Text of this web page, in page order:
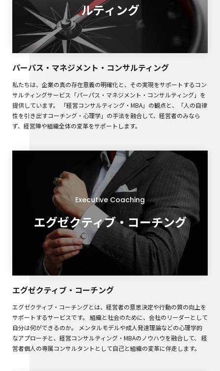
ルティング
パーパス・マネジメント・コンサルティング
私たちは、企業の真の存在意義の明確化と、その実現をサポートするコン
サルティングサービス「パーパス・マネジメント・コンサルティング」を
提供しています。 「経営コンサルティング・MBA」の観点と、「人の自律
性を引き出すコーチング・心理学」の手法を融合して、経営者のみなら
ず、経営陣や組織全体の変革をサポートします。
Executive Coaching
エグゼクティブ・コーチング
エグゼクティブ・コーチング
エグゼクティブ・コーチングとは、経営者の意思決定や行動の質の向上を
サポートするサービスです。 組織と社会のために、会社のリーダーとして
自分は何ができるのか。 メンタルモデルや成人発達理論などの心理学的
なアプローチと、経営コンサルティング・MBAのノウハウを融合して、 経
営者個人の専属コンサルタントとして自己と組織の変革に伴走します。